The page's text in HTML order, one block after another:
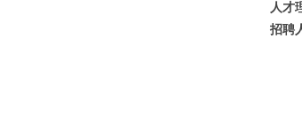
人才
招聘